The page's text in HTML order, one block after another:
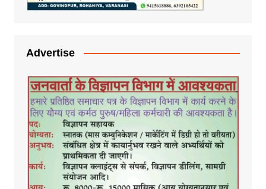
Advertise